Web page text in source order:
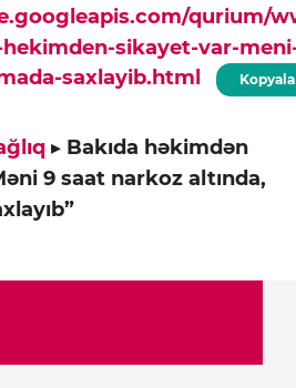
qurium/
sikayet-var-
saxlayib.html
Kopyala
▸ Bakıda həkimdən
9 saat narkoz altında,